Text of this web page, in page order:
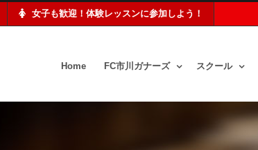
女子も歓迎！体験レッスンに参加しよう！
Home FC市川ガナーズ スクール